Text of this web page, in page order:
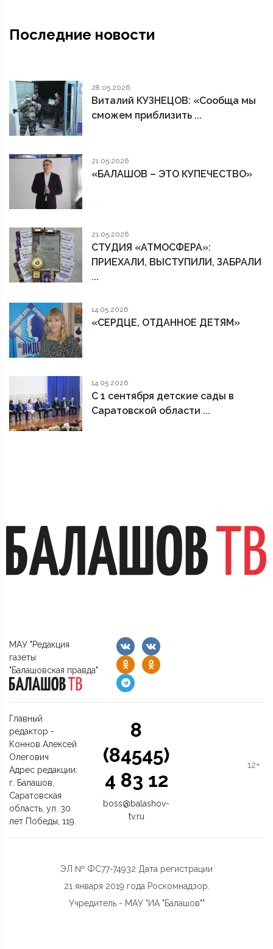
Последние новости
28.05.2026
Виталий КУЗНЕЦОВ: «Сообща мы
сможем приблизить ...
21.05.2026
«БАЛАШОВ – ЭТО КУПЕЧЕСТВО»
21.05.2026
СТУДИЯ «АТМОСФЕРА»:
ПРИЕХАЛИ, ВЫСТУПИЛИ, ЗАБРАЛИ
...
14.05.2026
«СЕРДЦЕ, ОТДАННОЕ ДЕТЯМ»
14.05.2026
С 1 сентября детские сады в
Саратовской области ...
МАУ "Редакция
газеты
"Балашовская правда"
Главный
редактор -
Коннов Алексей
Олегович
Адрес редакции:
г. Балашов,
Саратовская
область, ул. 30
лет Победы, 119.
8
(84545)
4 83 12
boss@balashov-
tv.ru
12+
ЭЛ № ФС77-74932 Дата регистрации
21 января 2019 года Роскомнадзор.
Учредитель - МАУ "ИА "Балашов""